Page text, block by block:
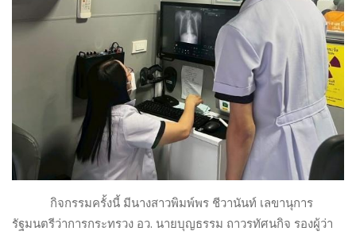
กิจกรรมครั้งนี้ มีนางสาวพิมพ์พร ชีวานันท์ เลขานุการ
รัฐมนตรีว่าการกระทรวง อว. นายบุญธรรม ถาวรทัศนกิจ รองผู้ว่า